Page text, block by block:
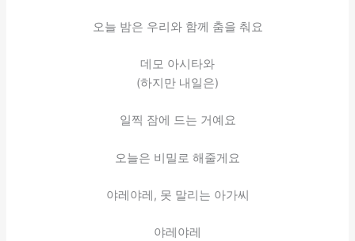
오늘 밤은 우리와 함께 춤을 춰요
데모 아시타와
(하지만 내일은)
일찍 잠에 드는 거예요
오늘은 비밀로 해줄게요
야레야레, 못 말리는 아가씨
야레야레